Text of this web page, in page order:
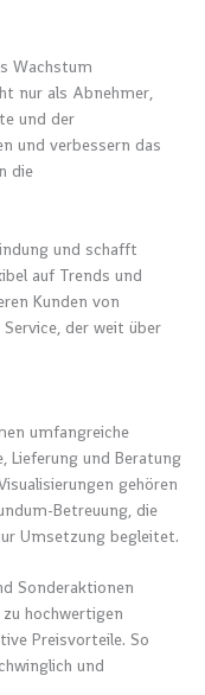
Wachstum
nur als Abnehmer,
und der
und verbessern das
die
und schafft
auf Trends und
Kunden von
der weit über
umfangreiche
Lieferung und Beratung
gehören
Betreuung, die
Umsetzung begleitet.
Sonderaktionen
hochwertigen
Preisvorteile. So
und